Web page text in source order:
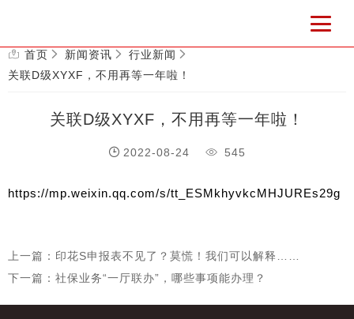
首页 新闻资讯
行业新闻
关联D级XYXF，不用再等一年啦！
关联D级XYXF，不用再等一年啦！
2022-08-24 545
https://mp.weixin.qq.com/s/tt_ESMkhyvkcMHJUREs29g
上一篇：印花S申报表不见了？莫慌！我们可以解释……
下一篇：社保业务“一厅联办”，哪些事项能办理？